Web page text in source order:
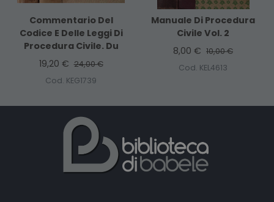
Commentario Del
Codice E Delle Leggi Di
Procedura Civile. Du
19,20 € 24,00 €
Cod. KEG1739
Manuale Di Procedura
Civile Vol. 2
8,00 € 10,00 €
Cod. KEL4613